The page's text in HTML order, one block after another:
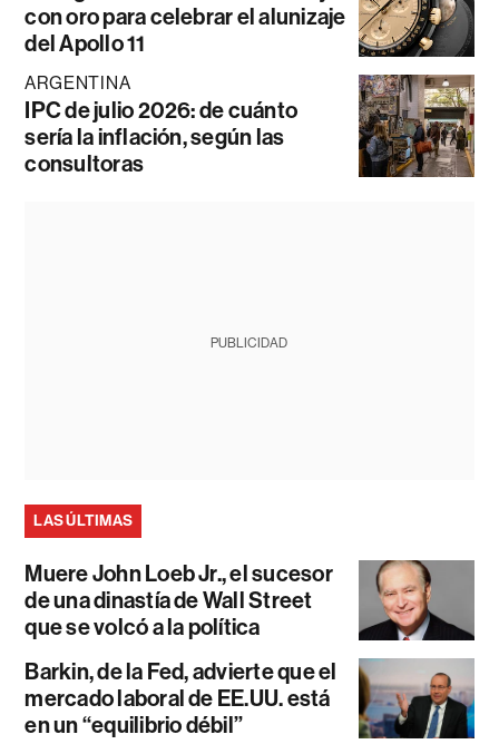
con oro para celebrar el alunizaje
del Apollo 11
ARGENTINA
IPC de julio 2026: de cuánto
sería la inflación, según las
consultoras
PUBLICIDAD
LAS ÚLTIMAS
Muere John Loeb Jr., el sucesor
de una dinastía de Wall Street
que se volcó a la política
Barkin, de la Fed, advierte que el
mercado laboral de EE.UU. está
en un “equilibrio débil”